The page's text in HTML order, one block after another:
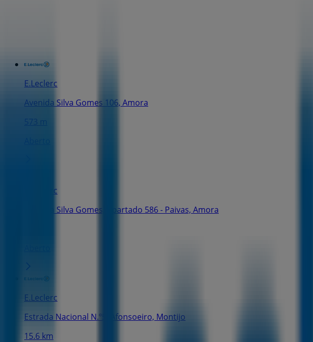
E.Leclerc
Avenida Silva Gomes 106, Amora
573 m
E.Leclerc
Avenida Silva Gomes, Apartado 586 - Paivas, Amora
E.Leclerc
Estrada Nacional N.º5, Afonsoeiro, Montijo
15.6 km